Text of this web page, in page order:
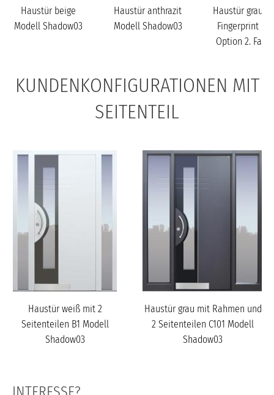
Haustür beige
Modell Shadow03
Haustür anthrazit
Modell Shadow03
Haustür grau
Fingerprint mit
Option 2.
KUNDENKONFIGURATIONEN MIT
SEITENTEIL
Haustür weiß mit 2
Seitenteilen B1 Modell
Shadow03
Haustür grau mit Rahmen und
2 Seitenteilen C101 Modell
Shadow03